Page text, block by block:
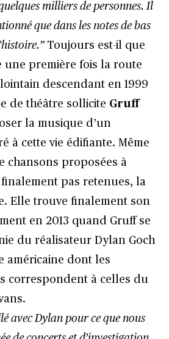
milliers de personnes. Il
que dans les notes de bas
Toujours est-il que
une première fois la route
descendant en 1999
de théâtre sollicite Gruff
la musique d’un
à cette vie édifiante. Même
chansons proposées à
pas retenues, la
Elle trouve finalement son
en 2013 quand Gruff se
du réalisateur Dylan Goch
américaine dont les
correspondent à celles du
avec Dylan pour ce que nous